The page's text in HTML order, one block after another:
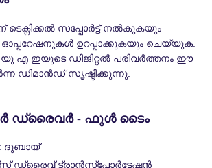
ടെക്നിക്കൽ സപ്പോർട്ട് നൽകുകയും
ഉറപ്പാക്കുകയും ചെയ്യുക.
എ ഇയുടെ ഡിജിറ്റൽ പരിവർത്തനം ഈ
ഡിമാൻഡ് സൃഷ്ടിക്കുന്നു.
ഡ്രൈവർ - ഫുൾ ടൈം
ദുബായ്
ഡ്രൈവ് ട്രാൻസ്പോർട്ടേഷൻ